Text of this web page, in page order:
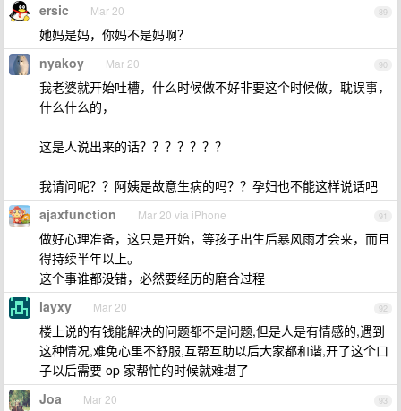
89
ersic Mar 20
她妈是妈，你妈不是妈啊？
90
nyakoy Mar 20
我老婆就开始吐槽，什么时候做不好非要这个时候做，耽误事，
什么什么的，
这是人说出来的话？？？？？？？
我请问呢？？阿姨是故意生病的吗？？孕妇也不能这样说话吧
91
ajaxfunction Mar 20 via iPhone
做好心理准备，这只是开始，等孩子出生后暴风雨才会来，而且
得持续半年以上。
这个事谁都没错，必然要经历的磨合过程
92
layxy Mar 20
楼上说的有钱能解决的问题都不是问题,但是人是有情感的,遇到
这种情况,难免心里不舒服,互帮互助以后大家都和谐,开了这个口
子以后需要 op 家帮忙的时候就难堪了
93
Joa Mar 20